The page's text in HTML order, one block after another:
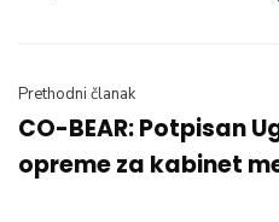
Prethodni članak
CO-BEAR: Potpisan
opreme za kabinet